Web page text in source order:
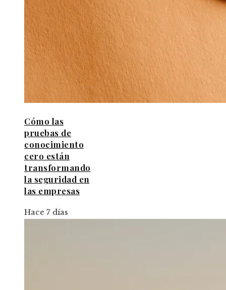
Cómo las
pruebas de
conocimiento
cero están
transformando
la seguridad en
las empresas
Hace 7 días